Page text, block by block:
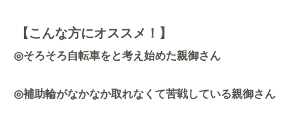
【こんな方にオススメ！】
◎そろそろ自転車をと考え始めた親御さん
◎補助輪がなかなか取れなくて苦戦している親御さん